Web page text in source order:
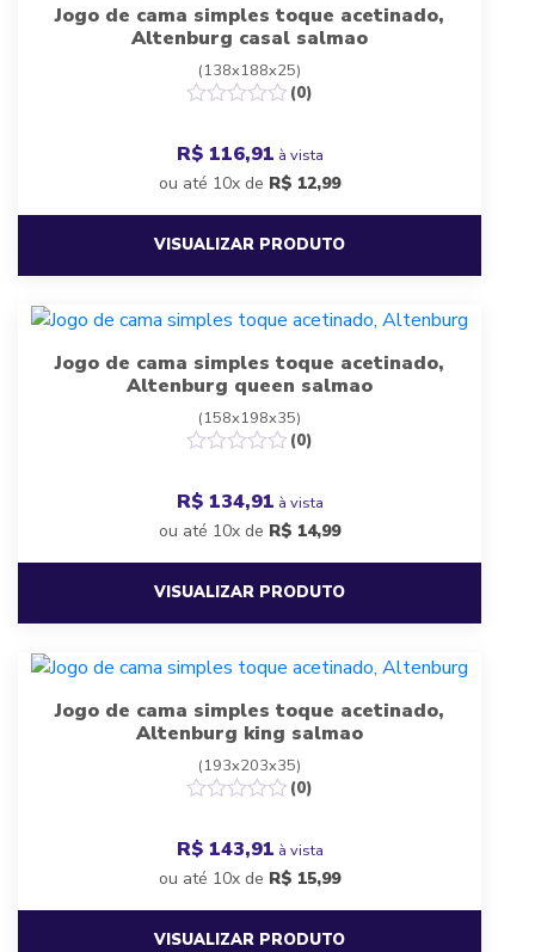
Jogo de cama simples toque acetinado,
Altenburg casal salmao
(138x188x25)
(0)
R$ 116,91 à vista
ou até 10x de R$ 12,99
VISUALIZAR PRODUTO
Jogo de cama simples toque acetinado,
Altenburg queen salmao
(158x198x35)
(0)
R$ 134,91 à vista
ou até 10x de R$ 14,99
VISUALIZAR PRODUTO
Jogo de cama simples toque acetinado,
Altenburg king salmao
(193x203x35)
(0)
R$ 143,91 à vista
ou até 10x de R$ 15,99
VISUALIZAR PRODUTO